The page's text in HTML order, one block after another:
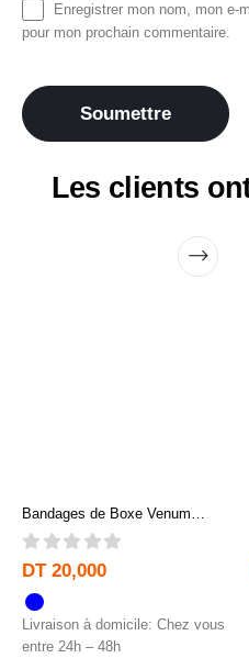
Enregistrer mon nom, mon e-
pour mon prochain commentaire.
Les clients
Bandages de Boxe Venum
Kontact - Protection & Confort
0out of 5
DT20,000
Livraison à domicile: Chez vous
entre 24h – 48h